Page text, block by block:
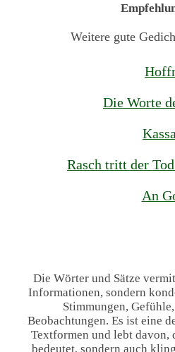
Weitere gute
Die Worte
Rasch tritt der
An
Die Wörter und Sätze
Informationen, sondern
Stimmungen,
Beobachtungen. Es ist eine
Textformen und lebt davon,
bedeutet, sondern auch